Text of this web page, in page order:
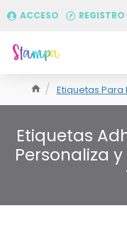
ACCESO REGISTRO
Etiquetas Para
Etiquetas
Personaliza